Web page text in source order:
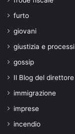
furto
giovani
giustizia e processi
gossip
Il Blog del direttore
immigrazione
imprese
incendio